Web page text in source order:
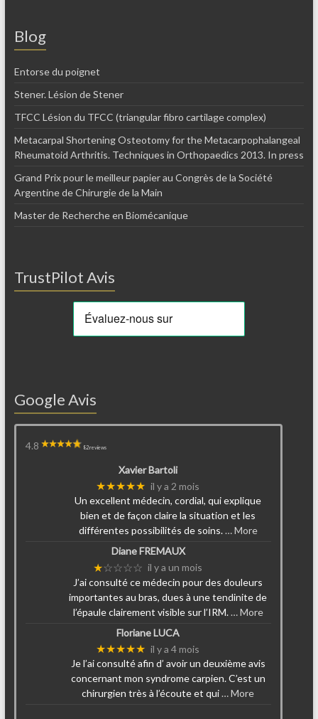
Blog
Entorse du poignet
Stener. Lésion de Stener
TFCC Lésion du TFCC (triangular fibro cartilage complex)
Metacarpal Shortening Osteotomy for the Metacarpophalangeal
Rheumatoid Arthritis. Techniques in Orthopaedics 2013. In press
Grand Prix pour le meilleur papier au Congrès de la Société
Argentine de Chirurgie de la Main
Master de Recherche en Biomécanique
TrustPilot Avis
Google Avis
4.8 82 reviews
Xavier Bartoli
★★★★★ il y a 2 mois
Un excellent médecin, cordial, qui explique
bien et de façon claire la situation et les
différentes possibilités de soins.… More
Diane FREMAUX
★☆☆☆☆ il y a un mois
J’ai consulté ce médecin pour des douleurs
importantes au bras, dues à une tendinite de
l’épaule clairement visible sur l’IRM.… More
Floriane LUCA
★★★★★ il y a 4 mois
Je l’ai consulté afin d’ avoir un deuxième avis
concernant mon syndrome carpien. C’est un
chirurgien très à l’écoute et qui … More